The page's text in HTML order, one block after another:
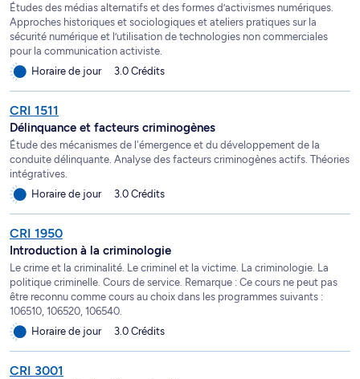
Études des médias alternatifs et des formes d’activismes numériques.
Approches historiques et sociologiques et ateliers pratiques sur la
sécurité numérique et l’utilisation de technologies non commerciales
pour la communication activiste.
Horaire de jour
3.0 Crédits
CRI 1511
Délinquance et facteurs criminogènes
Étude des mécanismes de l'émergence et du développement de la
conduite délinquante. Analyse des facteurs criminogènes actifs. Théories
intégratives.
Horaire de jour
3.0 Crédits
CRI 1950
Introduction à la criminologie
Le crime et la criminalité. Le criminel et la victime. La criminologie. La
politique criminelle. Cours de service. Remarque : Ce cours ne peut pas
être reconnu comme cours au choix dans les programmes suivants :
106510, 106520, 106540.
Horaire de jour
3.0 Crédits
CRI 3001